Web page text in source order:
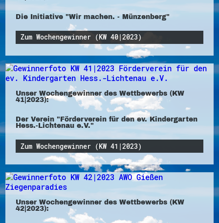
Die Initiative "Wir machen. - Münzenberg"
Zum Wochengewinner (KW 40|2023)
Unser Wochengewinner des Wettbewerbs (KW
41|2023):
Der Verein "Förderverein für den ev. Kindergarten
Hess.-Lichtenau e.V."
Zum Wochengewinner (KW 41|2023)
Unser Wochengewinner des Wettbewerbs (KW
42|2023):